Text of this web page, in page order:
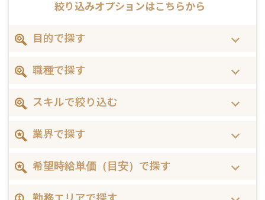
絞り込みオプションはこちらから
目的で探す
職種で探す
スキルで絞り込む
業界で探す
希望時給単価（目安）で探す